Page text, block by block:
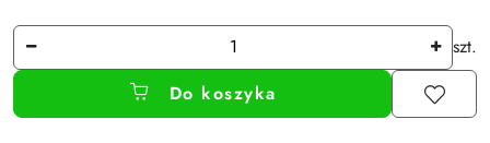
Ilość
szt.
Do koszyka